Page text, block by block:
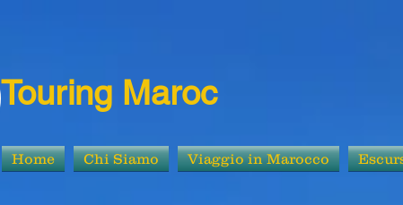
Touring Maroc
Home Chi Siamo Viaggio in Marocco